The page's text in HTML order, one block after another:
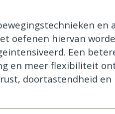
en
oefenen hiervan
Een
en meer flexibiliteit
doortastendheid en